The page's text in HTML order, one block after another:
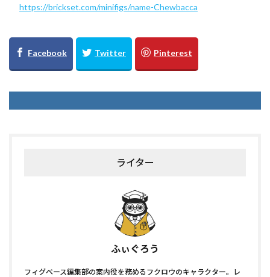
https://brickset.com/minifigs/name-Chewbacca
ライター
ふぃぐろう
フィグベース編集部の案内役を務めるフクロウのキャラクター。レ